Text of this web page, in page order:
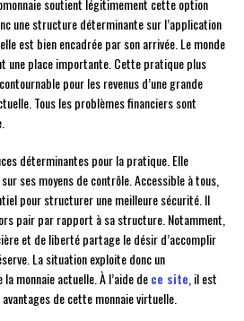
soutient légitimement cette option
une structure déterminante sur l’application
est bien encadrée par son arrivée. Le monde
une place importante. Cette pratique plus
pour les revenus d’une grande
Tous les problèmes financiers sont
déterminantes pour la pratique. Elle
ses moyens de contrôle. Accessible à tous,
pour structurer une meilleure sécurité. Il
pair par rapport à sa structure. Notamment,
et de liberté partage le désir d’accomplir
La situation exploite donc un
monnaie actuelle. À l’aide dece site , il est
de cette monnaie virtuelle.